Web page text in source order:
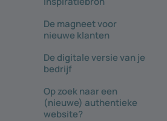
De magneet voor
nieuwe klanten
De digitale versie van je
bedrijf
Op zoek naar een
(nieuwe) authentieke
website?